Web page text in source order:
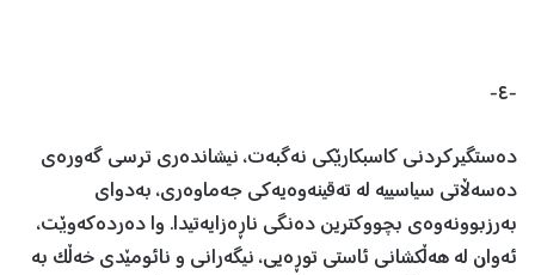
-٤-
دەستگیرکردنی کاسبکارێکی نەگبەت، نیشاندەری ترسی گەورەی
دەسەڵاتی سیاسییە لە تەقینەوەیەکی جەماوەری، بەدوای
بەرزبوونەوەی بچووکترین دەنگی ناڕەزایەتیدا. وا دەردەکەوێت،
ئەوان لە هەڵکشانی ئاستی توڕەیی، نیگەرانی و نائومێدی خەڵک بە